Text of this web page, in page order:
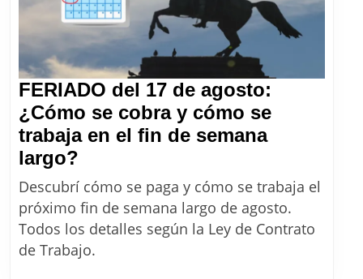
son
de
venta
libre
FERIADO del 17 de agosto:
¿Cómo se cobra y cómo se
trabaja en el fin de semana
largo?
del
17
de
agosto:
Descubrí cómo se paga y cómo se trabaja el
próximo fin de semana largo de agosto.
Todos los detalles según la Ley de Contrato
de Trabajo.